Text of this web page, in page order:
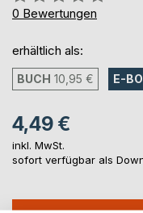
0%
0 Bewertungen
erhältlich als:
BUCH 10,95 € E-
4,49 €
inkl. MwSt.
sofort verfügbar als